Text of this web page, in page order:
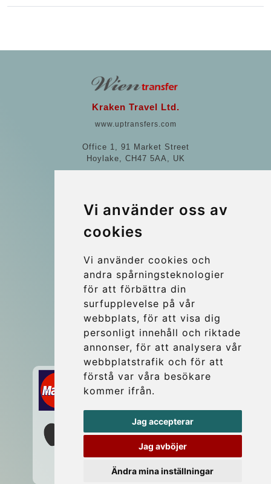
Vi använder oss av
cookies
Vi använder cookies och
andra spårningsteknologier
för att förbättra din
surfupplevelse på vår
webbplats, för att visa dig
personligt innehåll och riktade
annonser, för att analysera vår
webbplatstrafik och för att
förstå var våra besökare
kommer ifrån.
Jag accepterar
Jag avböjer
Ändra mina inställningar
Kraken Travel Ltd.
www.uptransfers.com
Office 1, 91 Market Street
Hoylake, CH47 5AA, UK
More
Update cookies preferences
Contact
info@wientransfer.com
Secure Payment with STRIPE